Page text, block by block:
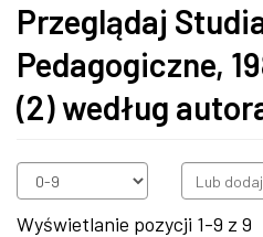
Przeglądaj
Pedagogiczne,
(2) według
Wyświetlanie pozycji 1-9 z 9